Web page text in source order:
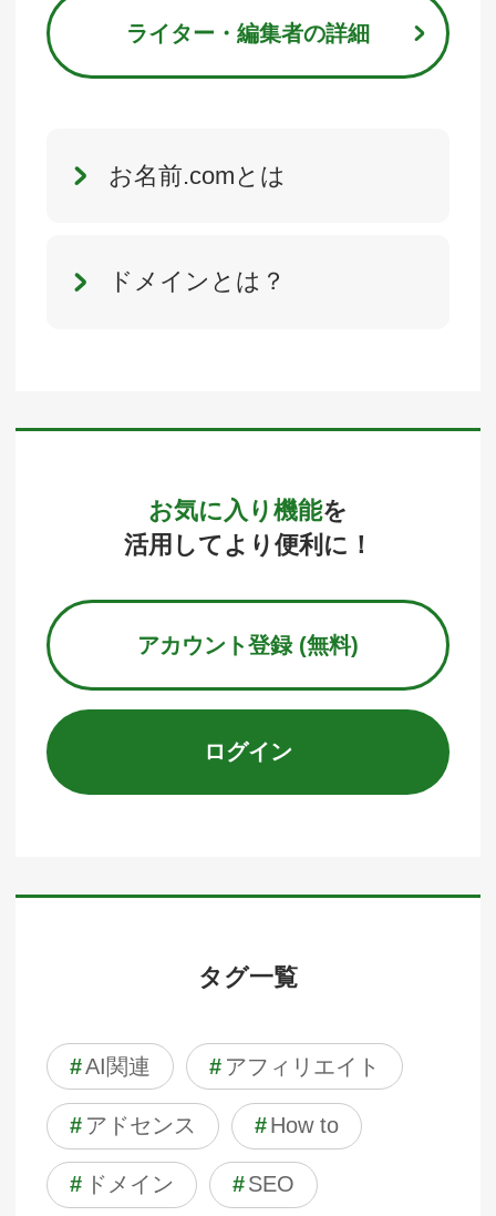
ライター・編集者の詳細
お名前.comとは
ドメインとは？
お気に入り機能を
活用してより便利に！
アカウント登録 (無料)
ログイン
タグ一覧
#AI関連 # アフィリエイト
# アドセンス #How to
# ドメイン #SEO